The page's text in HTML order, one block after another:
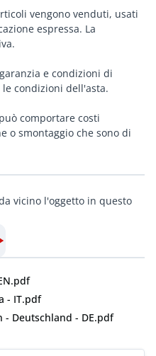
vengono venduti, usati
espressa. La
e condizioni di
condizioni dell'asta.
comportare costi
o smontaggio che sono di
vicino l'oggetto in questo
- IT.pdf
Deutschland - DE.pdf